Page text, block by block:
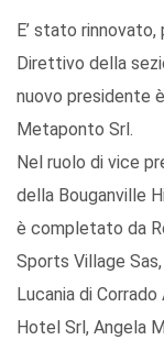
E’ stato
Direttivo della
nuovo presidente
Metaponto Srl.
Nel ruolo di vice
della Bouganville
è completato da
Sports Village
Lucania di
Hotel Srl, Angela